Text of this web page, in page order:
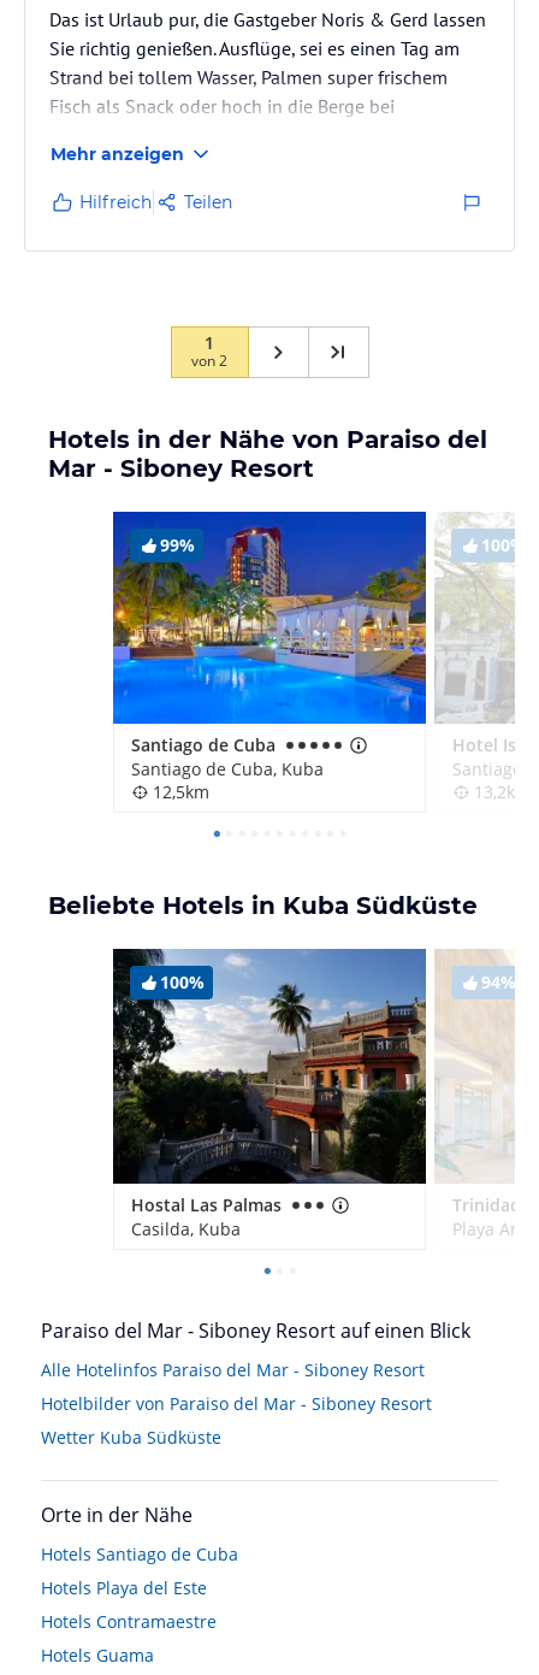
Das ist Urlaub pur, die Gastgeber Noris & Gerd lassen
Sie richtig genießen. Ausflüge, sei es einen Tag am
Strand bei tollem Wasser, Palmen super frischem
Fisch als Snack oder hoch in die Berge bei
nahe gelegenen Großstadt Santiago de Cuba auf
einen Cappuccino, sie begleiten einen und
organisieren permanent. Man fühlt sich als
Einheimischer. Zuhause im Resort kocht Gerd und
Mehr anzeigen
Hilfreich Teilen
1
von2
Hotels in der Nähe von Paraiso del
Mar - Siboney Resort
99%
Santiago de Cuba
Santiago de Cuba, Kuba
12,5km
100%
Santiago
13,2km
Beliebte Hotels in Kuba Südküste
100%
Hostal Las Palmas
Casilda, Kuba
94%
Trinidad
Playa
Paraiso del Mar - Siboney Resort auf einen Blick
Alle Hotelinfos Paraiso del Mar - Siboney Resort
Hotelbilder von Paraiso del Mar - Siboney Resort
Wetter Kuba Südküste
Orte in der Nähe
Hotels Santiago de Cuba
Hotels Playa del Este
Hotels Contramaestre
Hotels Guama